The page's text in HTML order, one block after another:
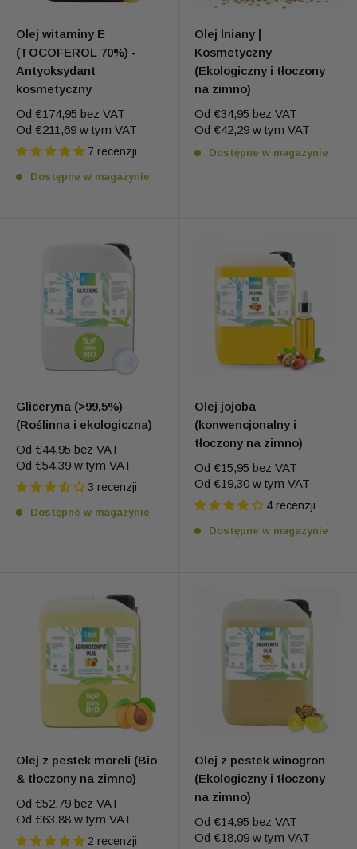
Olej witaminy E
(TOCOFEROL 70%) -
Antyoksydant
kosmetyczny
Od €174,95 bez VAT
Od €211,69 w tym VAT
7 recenzji
Dostępne w magazynie
Olej lniany |
Kosmetyczny
(Ekologiczny i tłoczony
na zimno)
Od €34,95 bez VAT
Od €42,29 w tym VAT
Dostępne w magazynie
Gliceryna (>99,5%)
(Roślinna i ekologiczna)
Od €44,95 bez VAT
Od €54,39 w tym VAT
3 recenzji
Dostępne w magazynie
Olej jojoba
(konwencjonalny i
tłoczony na zimno)
Od €15,95 bez VAT
Od €19,30 w tym VAT
4 recenzji
Dostępne w magazynie
Olej z pestek moreli (Bio
& tłoczony na zimno)
Od €52,79 bez VAT
Od €63,88 w tym VAT
2 recenzji
Olej z pestek winogron
(Ekologiczny i tłoczony
na zimno)
Od €14,95 bez VAT
Od €18,09 w tym VAT